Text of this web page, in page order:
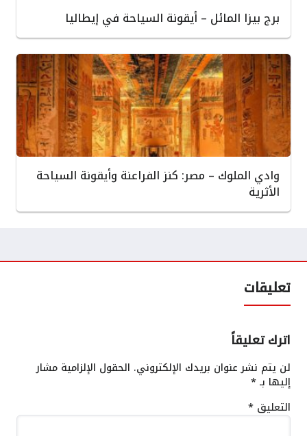
برج بيزا المائل – أيقونة السياحة في إيطاليا
وادي الملوك – مصر: كنز الفراعنة وأيقونة السياحة
الأثرية
تعليقات
اترك تعليقاً
لن يتم نشر عنوان بريدك الإلكتروني. الحقول الإلزامية مشار
إليها بـ*
التعليق *